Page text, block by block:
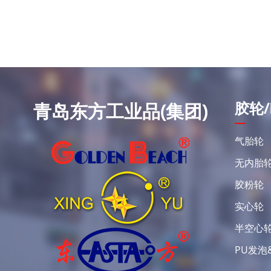
青岛东方工业品(集团) 胶轮
气胎轮
无内胎
胶粉轮
实心轮
半空心
PU发